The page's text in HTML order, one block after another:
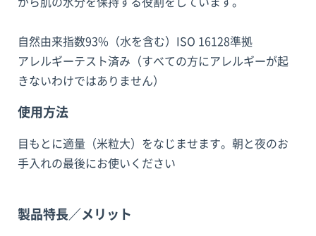
自然由来指数93%（水を含む）ISO 16128準拠
アレルギーテスト済み（すべての方にアレルギーが起
きないわけではありません）
使用方法
目もとに適量（米粒大）をなじませます。朝と夜のお
手入れの最後にお使いください
製品特長／メリット